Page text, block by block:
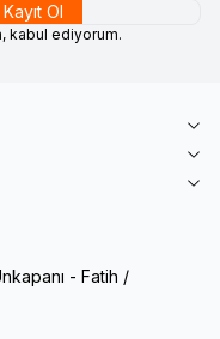
Kayıt Ol
kabul ediyorum.
- Fatih /